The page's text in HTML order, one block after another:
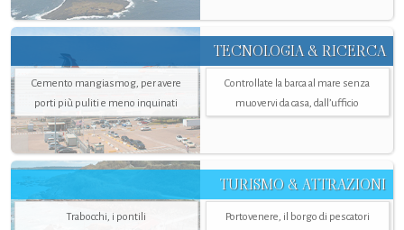
TECNOLOGIA & RICERCA
Cemento mangiasmog, per avere
porti più puliti e meno inquinati
Controllate la barca al mare senza
muovervi da casa, dall’ufficio
TURISMO & ATTRAZIONI
Trabocchi, i pontili
Portovenere, il borgo di pescatori